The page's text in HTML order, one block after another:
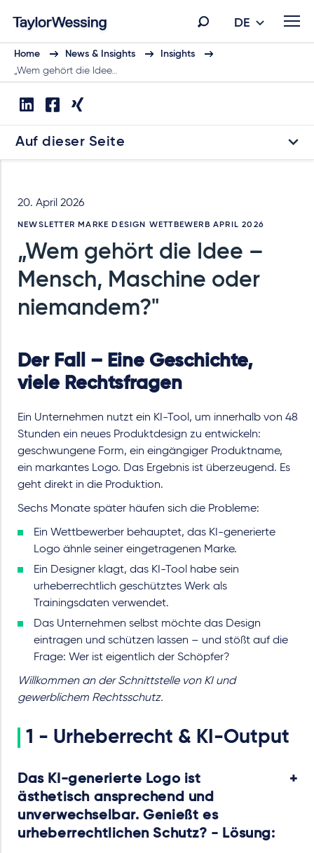
DE
Home News & Insights
Insights
„Wem gehört die Idee…
Auf dieser Seite
20. April 2026
NEWSLETTER MARKE DESIGN WETTBEWERB APRIL 2026
„Wem gehört die Idee –
Mensch, Maschine oder
niemandem?"
Der Fall – Eine Geschichte,
viele Rechtsfragen
Ein Unternehmen nutzt ein KI-Tool, um innerhalb von 48
Stunden ein neues Produktdesign zu entwickeln:
geschwungene Form, ein eingängiger Produktname,
ein markantes Logo. Das Ergebnis ist überzeugend. Es
geht direkt in die Produktion.
Sechs Monate später häufen sich die Probleme:
Ein Wettbewerber behauptet, das KI-generierte
Logo ähnle seiner eingetragenen Marke.
Ein Designer klagt, das KI-Tool habe sein
urheberrechtlich geschütztes Werk als
Trainingsdaten verwendet.
Das Unternehmen selbst möchte das Design
eintragen und schützen lassen – und stößt auf die
Frage: Wer ist eigentlich der Schöpfer?
Willkommen an der Schnittstelle von KI und
gewerblichem Rechtsschutz.
1 - Urheberrecht & KI-Output
Das KI-generierte Logo ist
ästhetisch ansprechend und
unverwechselbar. Genießt es
urheberrechtlichen Schutz? - Lösung: